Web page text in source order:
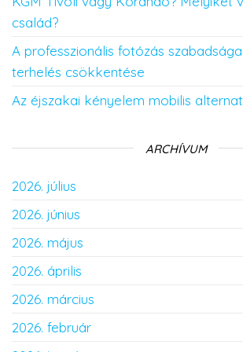
család?
A professzionális fotózás
terhelés csökkentése
Az éjszakai kényelem mobilis
ARCHÍVUM
2026. július
2026. június
2026. május
2026. április
2026. március
2026. február